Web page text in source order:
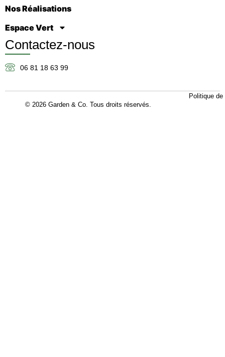
Nos Réalisations
Espace Vert
Contactez-nous
06 81 18 63 99
© 2026 Garden & Co. Tous droits réservés.
Politique